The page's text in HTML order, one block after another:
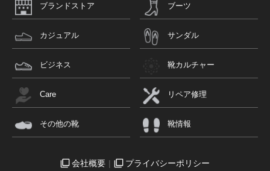
ブランドストア ブーツ
カジュアル サンダル
ビジネス 靴カルチャー
Care リペア修理
その他の靴 靴情報
会社概要 プライバシーポリシー